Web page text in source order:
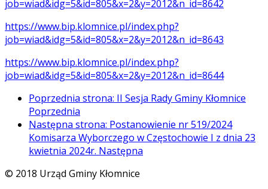
job=wiad&idg=5&id=805&x=2&y=2012&n_id=8642
https://www.bip.klomnice.pl/index.php?
job=wiad&idg=5&id=805&x=2&y=2012&n_id=8643
https://www.bip.klomnice.pl/index.php?
job=wiad&idg=5&id=805&x=2&y=2012&n_id=8644
Poprzednia strona: II Sesja Rady Gminy Kłomnice
Poprzednia
Następna strona: Postanowienie nr 519/2024
Komisarza Wyborczego w Częstochowie I z dnia 23
kwietnia 2024r. Następna
© 2018 Urząd Gminy Kłomnice